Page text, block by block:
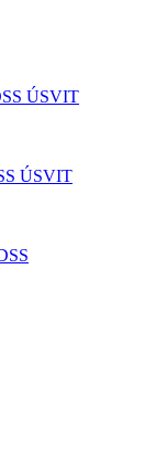
ÚSVIT
ÚSVIT